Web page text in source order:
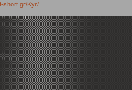
short.gr/Kyr/